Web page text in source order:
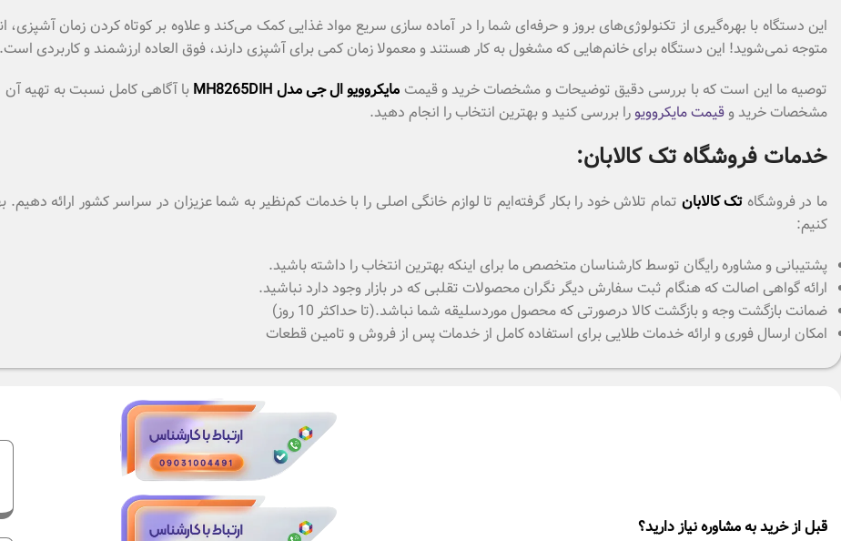
این دستگاه با بهره‌گیری از تکنولوژی‌های بروز و حرفه‌ای شما را در آماده سازی سریع مواد غذایی کمک می‌کند و علاوه بر کوتاه کردن زمان
متوجه نمی‌شوید! این دستگاه برای خانم‌هایی که مشغول به کار هستند و معمولا زمان کمی برای آشپزی دارند، فوق العاده ارزشمند و کاربردی است.
توصیه ما این است که با بررسی دقیق توضیحات و مشخصات خرید و قیمت مایکروویو ال جی مدل MH8265DIH
با آگاهی کامل نسبت به تهیه
مشخصات خرید وقیمت مایکروویورا بررسی کنید و بهترین انتخاب را انجام دهید.
خدمات فروشگاه تک کالابان:
ما در فروشگاه تک کالابان تمام تلاش خود را بکار گرفته‌ایم تا لوازم خانگی اصلی را با خدمات کم‌نظیر به شما عزیزان در سراسر کشور ارائه
کنیم:
پشتیبانی و مشاوره رایگان توسط کارشناسان متخصص ما برای اینکه بهترین انتخاب را داشته باشید.
ارائه گواهی اصالت که هنگام ثبت سفارش دیگر نگران محصولات تقلبی که در بازار وجود دارد نباشید.
ضمانت بازگشت وجه و بازگشت کالا درصورتی که محصول موردسلیقه شما نباشد.(تا حداکثر 10 روز)
امکان ارسال فوری و ارائه خدمات طلایی برای استفاده کامل از خدمات پس از فروش و تامیـن قطعات
قبل از خرید به مشاوره نیاز دارید؟